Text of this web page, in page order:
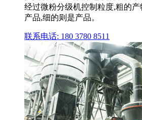
经过微粉分级机控制粒度,粗的
产品,细的则是产品。
联系电话: 180 3780 8511